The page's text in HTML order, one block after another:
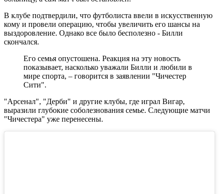
В клубе подтвердили, что футболиста ввели в искусственную
кому и провели операцию, чтобы увеличить его шансы на
выздоровление. Однако все было бесполезно - Билли
скончался.
Его семья опустошена. Реакция на эту новость
показывает, насколько уважали Билли и любили в
мире спорта, – говорится в заявлении "Чичестер
Сити".
"Арсенал", "Дерби" и другие клубы, где играл Вигар,
выразили глубокие соболезнования семье. Следующие матчи
"Чичестера" уже перенесены.